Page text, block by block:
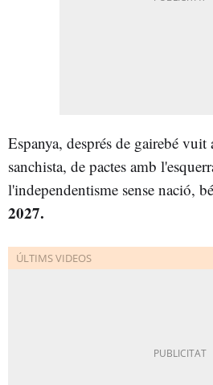
Espanya, després de gairebé vuit
sanchista, de pactes amb
l'independentisme sense nació,
2027.